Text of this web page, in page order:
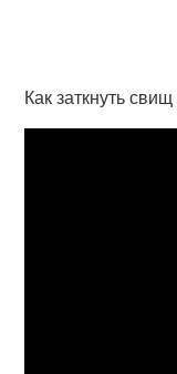
Как заткнуть